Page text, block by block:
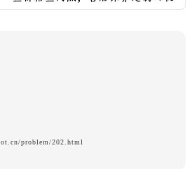
problem/202.html